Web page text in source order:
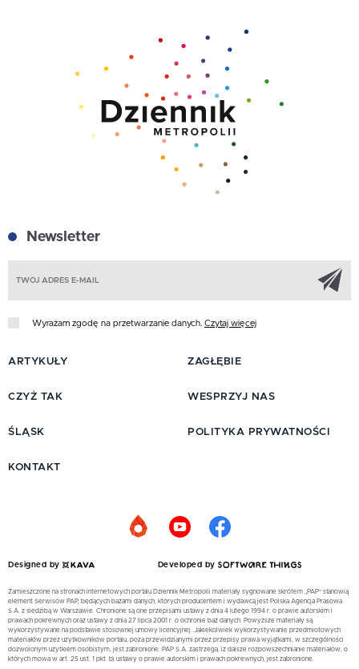
Newsletter
Wyrażam zgodę na przetwarzanie danych. Czytaj więcej
ARTYKUŁY
CZYŻ TAK
ŚLĄSK
ZAGŁĘBIE
WESPRZYJ NAS
POLITYKA PRYWATNOŚCI
KONTAKT
Designed by Developed by
Zamieszczone na stronach internetowych portalu Dziennik Metropolii materiały sygnowane skrótem „PAP” stanowią
element Serwisów PAP, będących bazami danych, których producentem i wydawcą jest Polska Agencja Prasowa
S.A. z siedzibą w Warszawie. Chronione są one przepisami ustawy z dnia 4 lutego 1994 r. o prawie autorskim i
prawach pokrewnych oraz ustawy z dnia 27 lipca 2001 r. o ochronie baz danych. Powyższe materiały są
wykorzystywane na podstawie stosownej umowy licencyjnej. Jakiekolwiek wykorzystywanie przedmiotowych
materiałów przez użytkowników portalu, poza przewidzianymi przez przepisy prawa wyjątkami, w szczególności
dozwolonym użytkiem osobistym, jest zabronione. PAP S.A. zastrzega, iż dalsze rozpowszechnianie materiałów, o
których mowa w art. 25 ust. 1 pkt. b) ustawy o prawie autorskim i prawach pokrewnych, jest zabronione.